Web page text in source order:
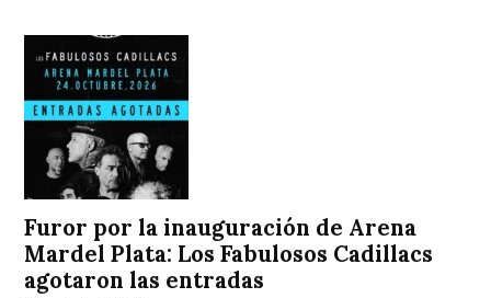
Furor por la inauguración de Arena
Mardel Plata: Los Fabulosos Cadillacs
agotaron las entradas